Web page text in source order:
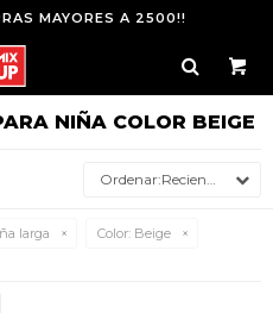
MAYORES A 2500!!
NIÑA COLOR BEIGE
Recientes
larga Color: Beige